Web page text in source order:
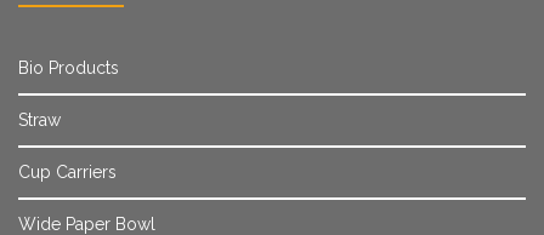
Bio Products
Straw
Cup Carriers
Wide Paper Bowl